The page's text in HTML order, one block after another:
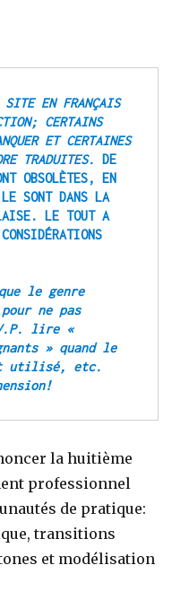
SITE EN FRANÇAIS
CERTAINS
ET CERTAINES
TRADUITES.
DE
OBSOLÈTES, EN
SONT DANS LA
LE TOUT A
le genre
ne pas
lire «
» quand le
utilisé, etc.
la huitième
professionnel
de pratique:
transitions
et modélisation